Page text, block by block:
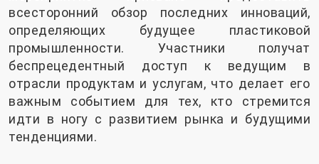
всесторонний обзор последних инноваций,
определяющих будущее пластиковой
промышленности. Участники получат
беспрецедентный доступ к ведущим в
отрасли продуктам и услугам, что делает его
важным событием для тех, кто стремится
идти в ногу с развитием рынка и будущими
тенденциями.